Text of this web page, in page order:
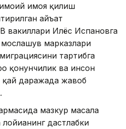
ҳимоя қилиш
ҳайъат
вакиллари Илёс Испановга
мослашув марказлари
тартибга
қонунчилик ва инсон
қай даражада жавоб
мазкур масала
дастлабки